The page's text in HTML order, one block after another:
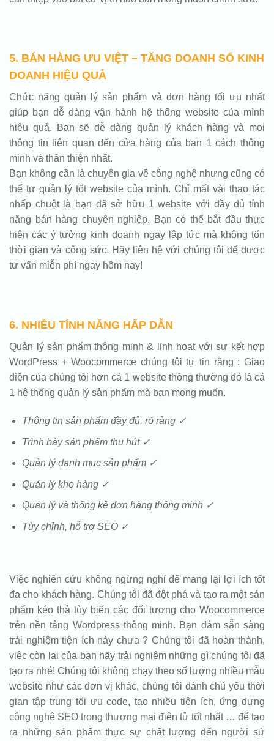
5. BÁN HÀNG ƯU VIỆT – TĂNG DOANH SỐ KINH
DOANH HIỆU QUẢ
Chức năng quản lý sản phẩm và đơn hàng tối ưu nhất
giúp bạn dễ dàng vận hành hệ thống website của mình
hiệu quả. Bạn sẽ dễ dàng quản lý khách hàng và mọi
thông tin liên quan đến cửa hàng của bạn 1 cách thông
minh và thân thiện nhất.
Bạn không cần là chuyên gia về công nghệ nhưng cũng có
thể tự quản lý tốt website của mình. Chỉ mất vài thao tác
nhấp chuột là bạn đã sở hữu 1 website với đầy đủ tính
năng bán hàng chuyên nghiệp. Bạn có thể bắt đầu thực
hiện các ý tưởng kinh doanh ngay lập tức mà không tốn
thời gian và công sức. Hãy liên hệ với chúng tôi để được
tư vấn miễn phí ngay hôm nay!
6. NHIỀU TÍNH NĂNG HẤP DẪN
Quản lý sản phẩm thông minh & linh hoạt với sự kết hợp
WordPress + Woocommerce chúng tôi tự tin rằng : Giao
diện của chúng tôi hơn cả 1 website thông thường đó là cả
1 hệ thống quản lý sản phẩm mà bạn mong muốn.
Thông tin sản phẩm đầy đủ, rõ ràng ✓
Trình bày sản phẩm thu hút ✓
Quản lý danh mục sản phẩm ✓
Quản lý kho hàng ✓
Quản lý và thống kê đơn hàng thông minh ✓
Tùy chỉnh, hỗ trợ SEO ✓
Việc nghiên cứu không ngừng nghỉ để mang lại lợi ích tốt
đa cho khách hàng. Chúng tôi đã đột phá và tạo ra một sản
phẩm kéo thả tùy biến các đối tượng cho Woocommerce
trên nền tảng Wordpress thông minh. Bạn dám sẵn sàng
trải nghiệm tiện ích này chưa ? Chúng tôi đã hoàn thành,
việc còn lại của bạn hãy trải nghiệm những gì chúng tôi đã
tạo ra nhé! Chúng tôi không chạy theo số lượng nhiều mẫu
website như các đơn vị khác, chúng tôi dành chủ yếu thời
gian tập trung tối ưu code, tạo nhiều tiện ích, ứng dựng
công nghệ SEO trong thương mại điện tử tốt nhất … để tạo
ra những sản phẩm thực sự chất lượng đến người sử